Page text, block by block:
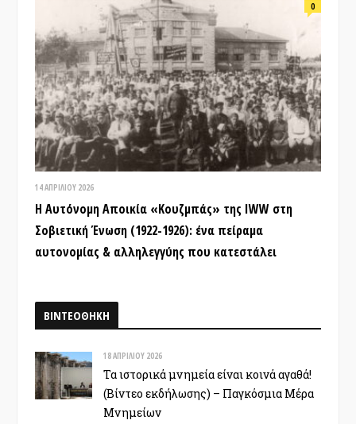
0
14 ΑΠΡΙΛΊΟΥ 2026
Η Αυτόνομη Αποικία «Κουζμπάς» της IWW στη
Σοβιετική Ένωση (1922-1926): ένα πείραμα
αυτονομίας & αλληλεγγύης που κατεστάλει
ΒΙΝΤΕΟΘΗΚΗ
18 ΑΠΡΙΛΊΟΥ 2026
Τα ιστορικά μνημεία είναι κοινά αγαθά!
(Βίντεο εκδήλωσης) – Παγκόσμια Μέρα
Μνημείων